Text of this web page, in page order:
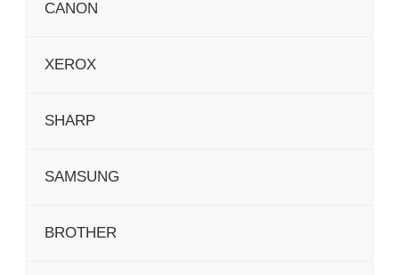
CANON
XEROX
SHARP
SAMSUNG
BROTHER